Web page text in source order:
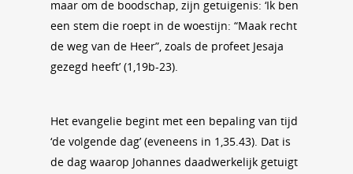
maar om de boodschap, zijn getuigenis: ‘Ik ben
een stem die roept in de woestijn: “Maak recht
de weg van de Heer”, zoals de profeet Jesaja
gezegd heeft’ (1,19b-23).
Het evangelie begint met een bepaling van tijd
‘de volgende dag’ (eveneens in 1,35.43). Dat is
de dag waarop Johannes daadwerkelijk getuigt